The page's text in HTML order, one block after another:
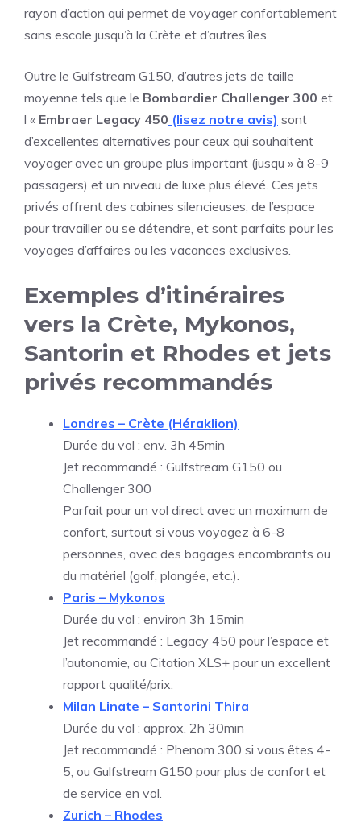
rayon d’action qui permet de voyager confortablement
sans escale jusqu’à la Crète et d’autres îles.
Outre le Gulfstream G150, d’autres jets de taille
moyenne tels que le Bombardier Challenger 300 et
l « Embraer Legacy 450 (lisez notre avis) sont
d’excellentes alternatives pour ceux qui souhaitent
voyager avec un groupe plus important (jusqu » à 8-9
passagers) et un niveau de luxe plus élevé. Ces jets
privés offrent des cabines silencieuses, de l’espace
pour travailler ou se détendre, et sont parfaits pour les
voyages d’affaires ou les vacances exclusives.
Exemples d’itinéraires
vers la Crète, Mykonos,
Santorin et Rhodes et jets
privés recommandés
Londres – Crète (Héraklion)
Durée du vol : env. 3h 45min
Jet recommandé : Gulfstream G150 ou
Challenger 300
Parfait pour un vol direct avec un maximum de
confort, surtout si vous voyagez à 6-8
personnes, avec des bagages encombrants ou
du matériel (golf, plongée, etc.).
Paris – Mykonos
Durée du vol : environ 3h 15min
Jet recommandé : Legacy 450 pour l’espace et
l’autonomie, ou Citation XLS+ pour un excellent
rapport qualité/prix.
Milan Linate – Santorini Thira
Durée du vol : approx. 2h 30min
Jet recommandé : Phenom 300 si vous êtes 4-
5, ou Gulfstream G150 pour plus de confort et
de service en vol.
Zurich – Rhodes